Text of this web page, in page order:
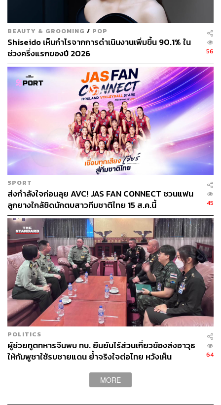
https://www.wsj.com/world/china/a-buddhist-monks-a
lleged-indulgence-in-money-and-sex-transfixes-chin
a-4b8b55f4
https://www.afr.com/world/asia/china-probes-celebrit
y-monk-for-embezzlement-sex-misconduct-2025072
8-p5migl
https://edition.cnn.com/2025/07/28/china/china-shaol
in-abbot-shi-yongxin-investigation-intl-hnk
สามารถติดตาม THE STANDARD WEALTH
ผ่านแอปพลิเคชันต่างๆ ที่คุณสะดวกหรือใช้งานอยู่แล้วได้เลย
TAGS: ศาสนาพุทธ เจ้าอาวาส พระ
Shi Yongxin
วัดเส้าหลิน (Shaolin Temple)
China
พุทธศาสนา
พระสงฆ์
438
THE STANDARD WEALTH
BEAUTY & GROOMING / POP
Shiseido เห็นกำไรจากการดำเนินงานเพิ่มขึ้น 90.1% ใน
ช่วงครึ่งแรกของปี 2026
56
SPORT
ส่งกำลังใจก่อนลุย AVC! JAS FAN CONNECT ชวนแฟน
ลูกยางใกล้ชิดนักตบสาวทีมชาติไทย 15 ส.ค.นี้
45
POLITICS
ผู้ช่วยทูตทหารจีนพบ ทบ. ยืนยันไร้ส่วนเกี่ยวข้องส่งอาวุธ
ให้กัมพูชาใช้รบชายแดน ย้ำจริงใจต่อไทย หวังเห็น
64
MORE